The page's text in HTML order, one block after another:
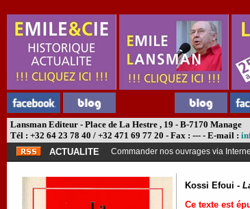
Lansman Editeur - Place de La Hestre , 19 - B-7170 Manage
Tél : +32 64 23 78 40 / +32 471 69 77 20 - Fax : --- - E-mail :
ACTUALITE Commander nos ouvrages via
Kossi Efoui -
Ce texte est